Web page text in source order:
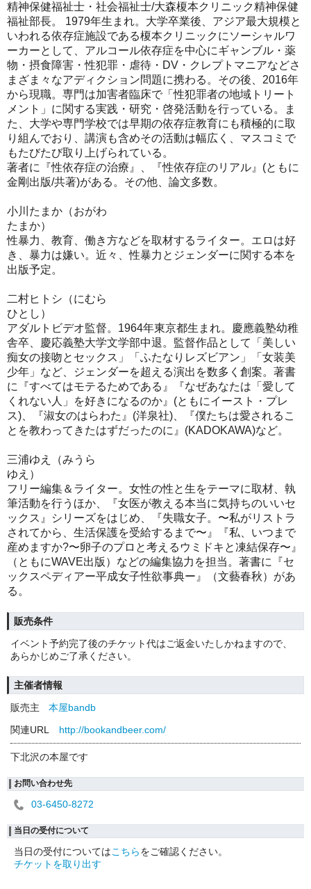
精神保健福祉士・社会福祉士/大森榎本クリニック精神保健
福祉部長。 1979年生まれ。大学卒業後、アジア最大規模と
いわれる依存症施設である榎本クリニックにソーシャルワ
ーカーとして、アルコール依存症を中心にギャンブル・薬
物・摂食障害・性犯罪・虐待・DV・クレプトマニアなどさ
まざま々なアディクション問題に携わる。その後、2016年
から現職。専門は加害者臨床で「性犯罪者の地域トリート
メント」に関する実践・研究・啓発活動を行っている。ま
た、大学や専門学校では早期の依存症教育にも積極的に取
り組んでおり、講演も含めその活動は幅広く、マスコミで
もたびたび取り上げられている。
著者に『性依存症の治療』、『性依存症のリアル』(ともに
金剛出版/共著)がある。その他、論文多数。
小川たまか（おがわ
たまか）
性暴力、教育、働き方などを取材するライター。エロは好
き、暴力は嫌い。近々、性暴力とジェンダーに関する本を
出版予定。
二村ヒトシ（にむら
ひとし）
アダルトビデオ監督。1964年東京都生まれ。慶應義塾幼稚
舎卒、慶応義塾大学文学部中退。監督作品として「美しい
痴女の接吻とセックス」「ふたなりレズビアン」「女装美
少年」など、ジェンダーを超える演出を数多く創案。著書
に『すべてはモテるためである』『なぜあなたは「愛して
くれない人」を好きになるのか』(ともにイースト・プレ
ス)、『淑女のはらわた』(洋泉社)、『僕たちは愛されるこ
とを教わってきたはずだったのに』(KADOKAWA)など。
三浦ゆえ（みうら
ゆえ）
フリー編集＆ライター。女性の性と生をテーマに取材、執
筆活動を行うほか、『女医が教える本当に気持ちのいいセ
ックス』シリーズをはじめ、『失職女子。〜私がリストラ
されてから、生活保護を受給するまで〜』『私、いつまで
産めますか?〜卵子のプロと考えるウミドキと凍結保存〜』
（ともにWAVE出版）などの編集協力を担当。著書に『セ
ックスペディアー平成女子性欲事典ー』（文藝春秋）があ
る。
販売条件
イベント予約完了後のチケット代はご返金いたしかねますので、
あらかじめご了承ください。
主催者情報
販売主
本屋bandb
関連URL
http://bookandbeer.com/
下北沢の本屋です
お問い合わせ先
03-6450-8272
当日の受付について
当日の受付についてはこちらをご確認ください。
チケットを取り出す